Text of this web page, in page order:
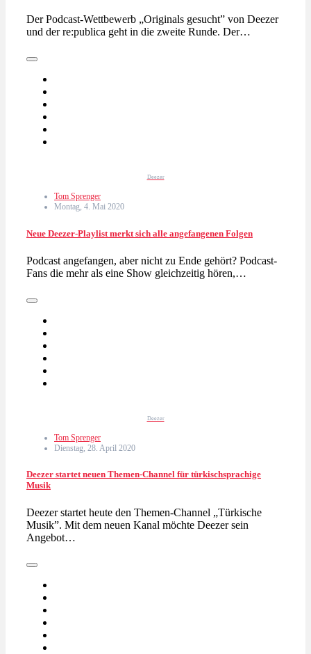
Der Podcast-Wettbewerb „Originals gesucht” von Deezer
und der re:publica geht in die zweite Runde. Der…
Deezer
Tom Sprenger
Montag, 4. Mai 2020
Neue Deezer-Playlist merkt sich alle angefangenen Folgen
Podcast angefangen, aber nicht zu Ende gehört? Podcast-
Fans die mehr als eine Show gleichzeitig hören,…
Deezer
Tom Sprenger
Dienstag, 28. April 2020
Deezer startet neuen Themen-Channel für türkischsprachige
Musik
Deezer startet heute den Themen-Channel „Türkische
Musik”. Mit dem neuen Kanal möchte Deezer sein
Angebot…